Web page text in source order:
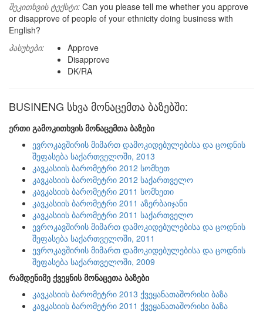
შეკითხვის ტექსტი: Can you please tell me whether you approve
or disapprove of people of your ethnicity doing business with
English?
პასუხები:
Approve
Disapprove
DK/RA
BUSINENG სხვა მონაცემთა ბაზებში:
ერთი გამოკითხვის მონაცემთა ბაზები
ევროკავშირის მიმართ დამოკიდებულებისა და ცოდნის
შეფასება საქართველოში, 2013
კავკასიის ბარომეტრი 2012 სომხეთ
კავკასიის ბარომეტრი 2012 საქართველო
კავკასიის ბარომეტრი 2011 სომხეთი
კავკასიის ბარომეტრი 2011 აზერბაიჯანი
კავკასიის ბარომეტრი 2011 საქართველო
ევროკავშირის მიმართ დამოკიდებულებისა და ცოდნის
შეფასება საქართველოში, 2011
ევროკავშირის მიმართ დამოკიდებულებისა და ცოდნის
შეფასება საქართველოში, 2009
რამდენიმე ქვეყნის მონაცეთა ბაზები
კავკასიის ბარომეტრი 2013 ქვეყანათაშორისი ბაზა
კავკასიის ბარომეტრი 2011 ქვეყანათაშორისი ბაზა